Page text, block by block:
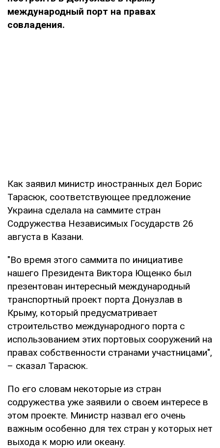
международный порт на правах
совладения.
Как заявил министр иностранных дел Борис
Тарасюк, соответствующее предложение
Украина сделала на саммите стран
Содружества Независимых Государств 26
августа в Казани.
"Во время этого саммита по инициативе
нашего Президента Виктора Ющенко был
презентован интересный международный
транспортный проект порта Донузлав в
Крыму, который предусматривает
строительство международного порта с
использованием этих портовых сооружений на
правах собственности странами участницами",
– сказал Тарасюк.
По его словам некоторые из стран
содружества уже заявили о своем интересе в
этом проекте. Министр назвал его очень
важным особенно для тех стран у которых нет
выхода к морю или океану.